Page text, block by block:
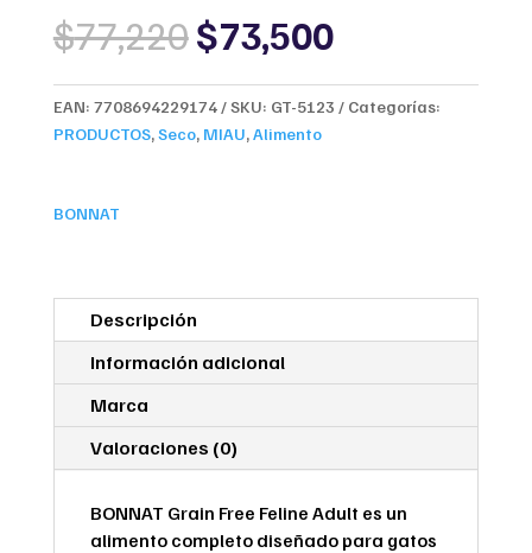
$77,220Original
price
was:
$77,220.
$73,500Current
price
is:
$73,500.
EAN: 7708694229174 SKU: GT-5123
Categorías:
PRODUCTOS,Seco, MIAU,Alimento
BONNAT
Descripción
Información adicional
Marca
Valoraciones (0)
BONNAT Grain Free Feline Adult es un
alimento completo diseñado para gatos